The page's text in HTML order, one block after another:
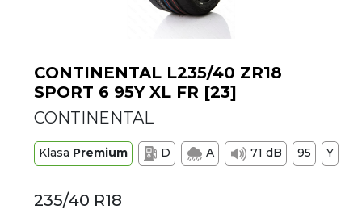
CONTINENTAL L235/40 ZR18
SPORT 6 95Y XL FR [23]
CONTINENTAL
Klasa Premium D A 71 dB 95 Y
235/40 R18